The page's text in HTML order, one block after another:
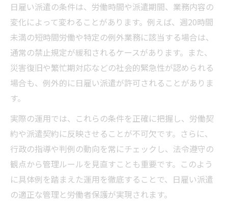
日雇い派遣の条件は、労働時間や派遣期間、業務内容の
変化によって変わることがあります。例えば、週20時間
未満の短時間労働や特定の例外業務に該当する場合は、
通常の禁止規定が緩和されるケースがあります。また、
災害復旧や繁忙期対応などの社会的緊急性が認められる
場合も、例外的に日雇い派遣が許可されることがありま
す。
実際の運用では、これらの条件を正確に把握し、労働契
約や派遣契約に反映させることが不可欠です。さらに、
行政の指導や判例の動向を常にチェックし、法令遵守の
観点から管理ルールを見直すことも重要です。このよう
に具体例を踏まえた運用を徹底することで、日雇い派遣
の適正な管理と労働者保護が実現されます。